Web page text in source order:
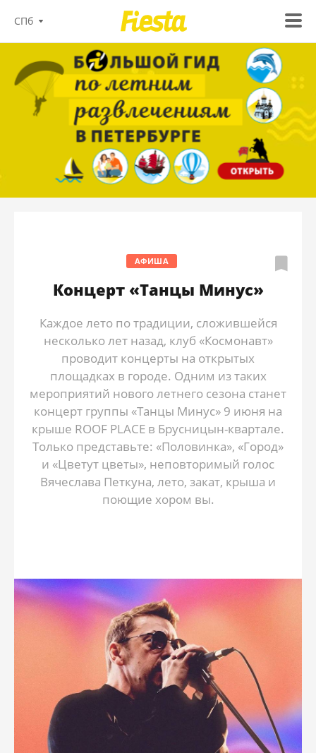
СПб
АФИША
Концерт «Танцы Минус»
Каждое лето по традиции, сложившейся
несколько лет назад, клуб «Космонавт»
проводит концерты на открытых
площадках в городе. Одним из таких
мероприятий нового летнего сезона станет
концерт группы «Танцы Минус» 9 июня на
крыше ROOF PLACE в Брусницын-квартале.
Только представьте: «Половинка», «Город»
и «Цветут цветы», неповторимый голос
Вячеслава Петкуна, лето, закат, крыша и
поющие хором вы.